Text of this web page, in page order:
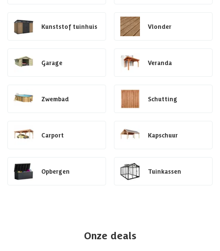
Kunststof tuinhuis Vlonder
Garage Veranda
Zwembad Schutting
Carport Kapschuur
Opbergen Tuinkassen
Onze deals